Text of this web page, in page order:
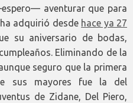
aventurar que para
adquirió desde hace ya 27
su aniversario de bodas,
Eliminando de la
seguro que la primera
sus mayores fue la del
de Zidane, Del Piero,